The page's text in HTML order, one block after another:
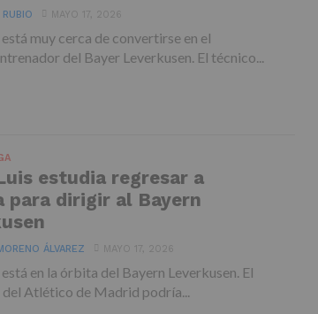
MAYO 17, 2026
muy cerca de convertirse en el
del Bayer Leverkusen. El técnico...
estudia regresar a
para dirigir al Bayern
ÁLVAREZ MAYO 17, 2026
en la órbita del Bayern Leverkusen. El
Atlético de Madrid podría...